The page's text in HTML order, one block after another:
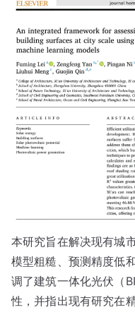
本研究旨在解决现有城
模型粗糙、预测精度低
调了建筑一体化光伏（
性，并指出现有研究在